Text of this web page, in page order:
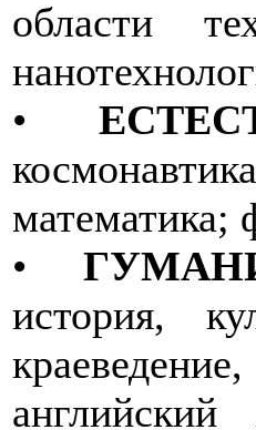
области
•
математика;
•
история,
английский